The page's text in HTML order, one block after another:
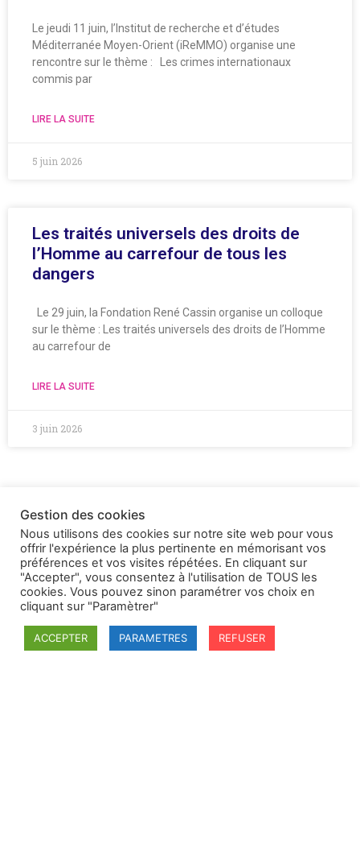
Le jeudi 11 juin, l’Institut de recherche et d’études
Méditerranée Moyen-Orient (iReMMO) organise une
rencontre sur le thème : Les crimes internationaux
commis par
LIRE LA SUITE
5 juin 2026
Les traités universels des droits de
l’Homme au carrefour de tous les
dangers
Le 29 juin, la Fondation René Cassin organise un colloque
sur le thème : Les traités universels des droits de l’Homme
au carrefour de
LIRE LA SUITE
3 juin 2026
Gestion des cookies
Nous utilisons des cookies sur notre site web pour vous
offrir l'expérience la plus pertinente en mémorisant vos
préférences et vos visites répétées. En cliquant sur
"Accepter", vous consentez à l'utilisation de TOUS les
cookies. Vous pouvez sinon paramétrer vos choix en
cliquant sur "Paramètrer"
ACCEPTER PARAMETRES REFUSER